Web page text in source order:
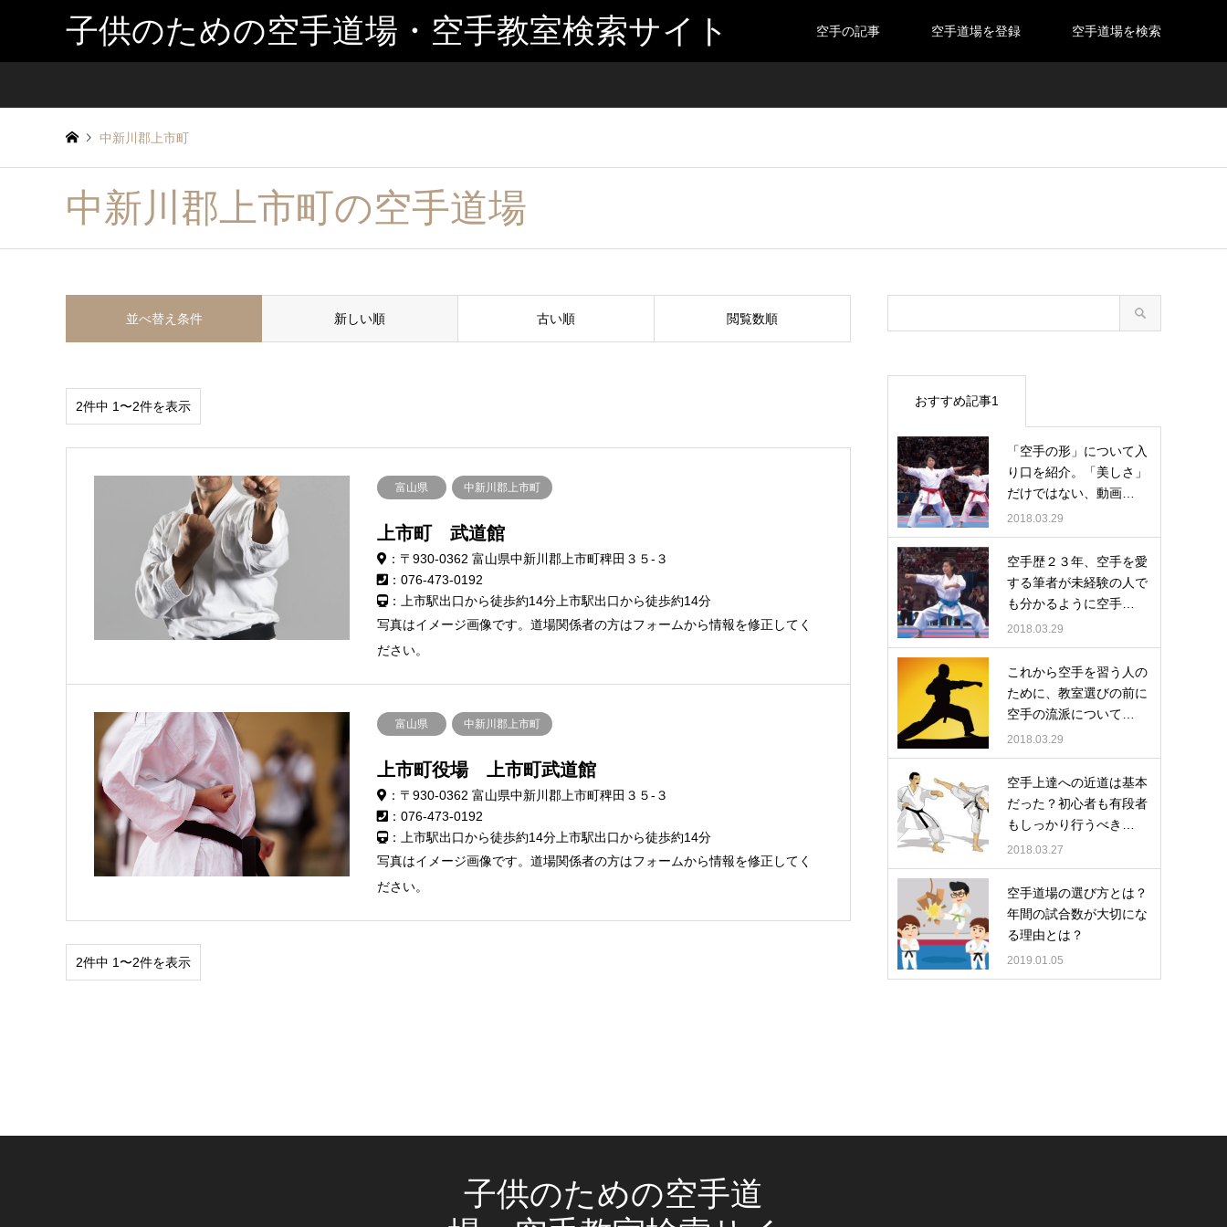
子供のための空手道場・空手教室検索サイト 空手の記事 空手道場を登録 空手道場を検索
中新川郡上市町
中新川郡上市町の空手道場
並べ替え条件 新しい順 古い順 閲覧数順
2件中 1〜2件を表示
富山県 中新川郡上市町
上市町 武道館
：〒930-0362 富山県中新川郡上市町稗田３５-３
：076-473-0192
：上市駅出口から徒歩約14分上市駅出口から徒歩約14分
写真はイメージ画像です。道場関係者の方はフォームから情報を修正してく
ださい。
富山県 中新川郡上市町
上市町役場 上市町武道館
：〒930-0362 富山県中新川郡上市町稗田３５-３
：076-473-0192
：上市駅出口から徒歩約14分上市駅出口から徒歩約14分
写真はイメージ画像です。道場関係者の方はフォームから情報を修正してく
ださい。
2件中 1〜2件を表示
おすすめ記事1
「空手の形」について入
り口を紹介。「美しさ」
だけではない、動画…
2018.03.29
空手歴２３年、空手を愛
する筆者が未経験の人で
も分かるように空手…
2018.03.29
これから空手を習う人の
ために、教室選びの前に
空手の流派について…
2018.03.29
空手上達への近道は基本
だった？初心者も有段者
もしっかり行うべき…
2018.03.27
空手道場の選び方とは？
年間の試合数が大切にな
る理由とは？
2019.01.05
子供のための空手道